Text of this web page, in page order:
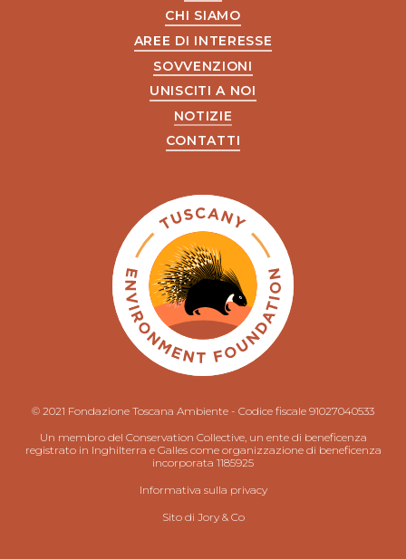
CHI SIAMO
AREE DI INTERESSE
SOVVENZIONI
UNISCITI A NOI
NOTIZIE
CONTATTI
© 2021 Fondazione Toscana Ambiente - Codice fiscale 91027040533
Un membro del Conservation Collective, un ente di beneficenza
registrato in Inghilterra e Galles come organizzazione di beneficenza
incorporata 1185925
Informativa sulla privacy
Sito di Jory & Co